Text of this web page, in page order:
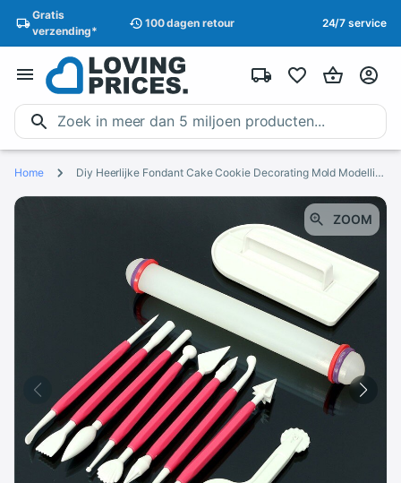
Gratis
verzending*
100 dagen retour 24/7 service
Home Diy Heerlijke Fondant Cake Cookie Decorating Mold Modelling Gereedschap Set Sugarcraft Dessert Bakvormen Pasta Cutters
ZOOM